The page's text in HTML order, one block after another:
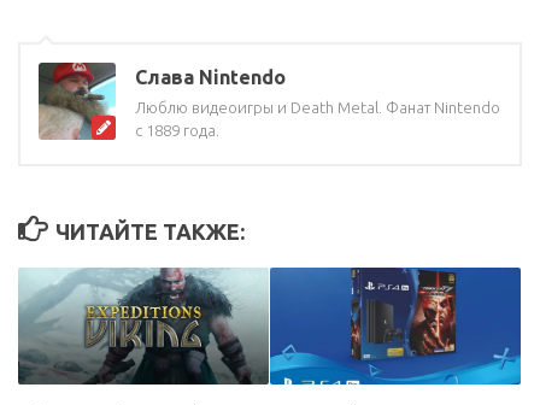
Слава Nintendo
Люблю видеоигры и Death Metal. Фанат Nintendo
с 1889 года.
ЧИТАЙТЕ ТАКЖЕ: